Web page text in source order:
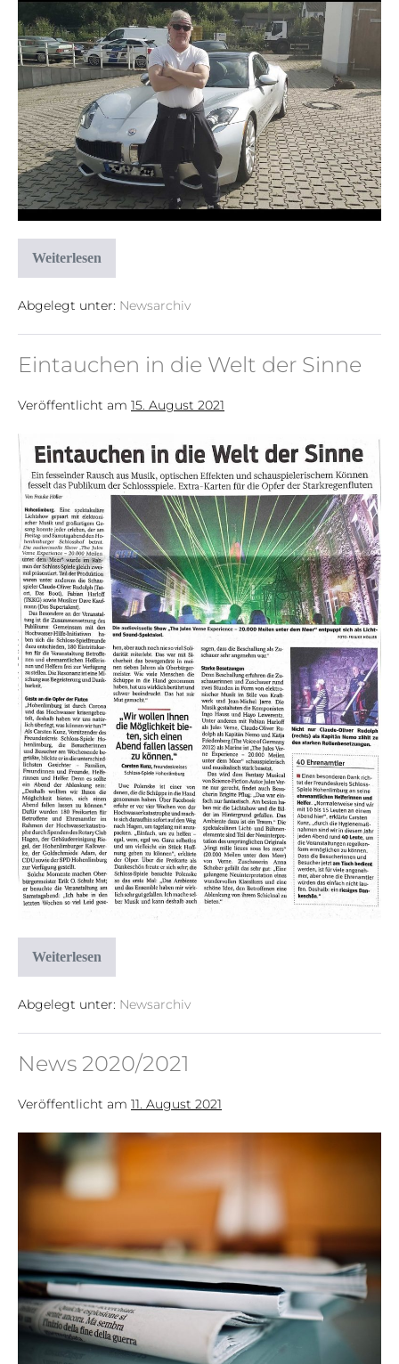
Weiterlesen
Abgelegt unter: Newsarchiv
Eintauchen in die Welt der Sinne
Veröffentlicht am 15. August 2021
Weiterlesen
Abgelegt unter: Newsarchiv
News 2020/2021
Veröffentlicht am 11. August 2021